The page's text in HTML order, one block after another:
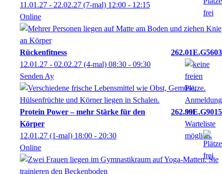
11.01.27 - 22.02.27 (7-mal) 12:00 - 12:15
Online
Rückenfitness
262.01E.G5603
12.01.27 - 02.02.27 (4-mal) 08:30 - 09:30
Senden Ay
Protein Power – mehr Stärke für den
Körper
262.99E.G9015
12.01.27 (1-mal) 18:00 - 20:30
Online